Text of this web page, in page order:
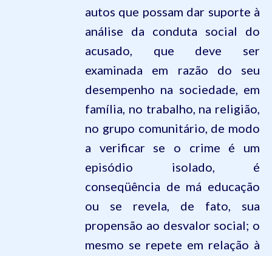
autos que possam dar suporte à
análise da conduta social do
acusado, que deve ser
examinada em razão do seu
desempenho na sociedade, em
família, no trabalho, na religião,
no grupo comunitário, de modo
a verificar se o crime é um
episódio isolado, é
conseqüência de má educação
ou se revela, de fato, sua
propensão ao desvalor social; o
mesmo se repete em relação à